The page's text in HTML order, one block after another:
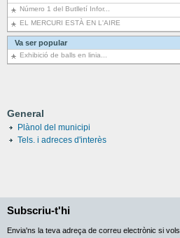
Número 1 del Butlletí Infor...
EL MERCURI ESTÀ EN L'AIRE
Va ser popular
Exhibició de balls en linia...
General
Plànol del municipi
Tels. i adreces d'interès
Subscriu-t'hi
Envia'ns la teva adreça de correu electrònic si vols